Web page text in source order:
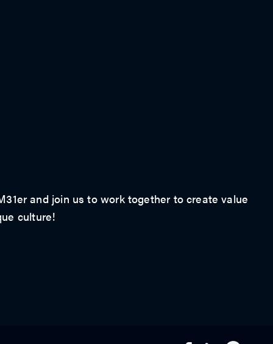
and join us to work together to create value
culture!